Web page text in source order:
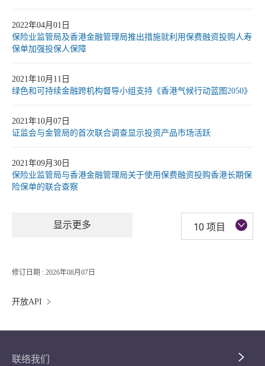
2022年04月01日
保险业监管局及香港金融管理局推出措施就利用保费融资投购人寿
保单加强投保人保障
2021年10月11日
绿色和可持续金融跨机构督导小组支持《香港气候行动蓝图2050》
2021年10月07日
证监会与金管局的首次联合调查显示投资产品市场活跃
2021年09月30日
保险业监管局与香港金融管理局关于使用保费融资投购香港长期保
险保单的联合查察
10 项目
显示更多
修订日期 : 2026年08月07日
开放API
联络我们